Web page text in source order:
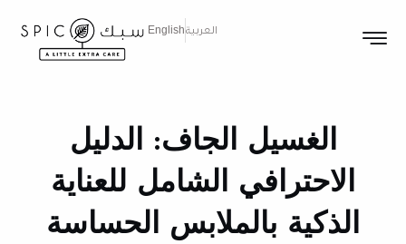
Englishالعربية
الغسيل الجاف: الدليل
الاحترافي الشامل للعناية
الذكية بالملابس الحساسة